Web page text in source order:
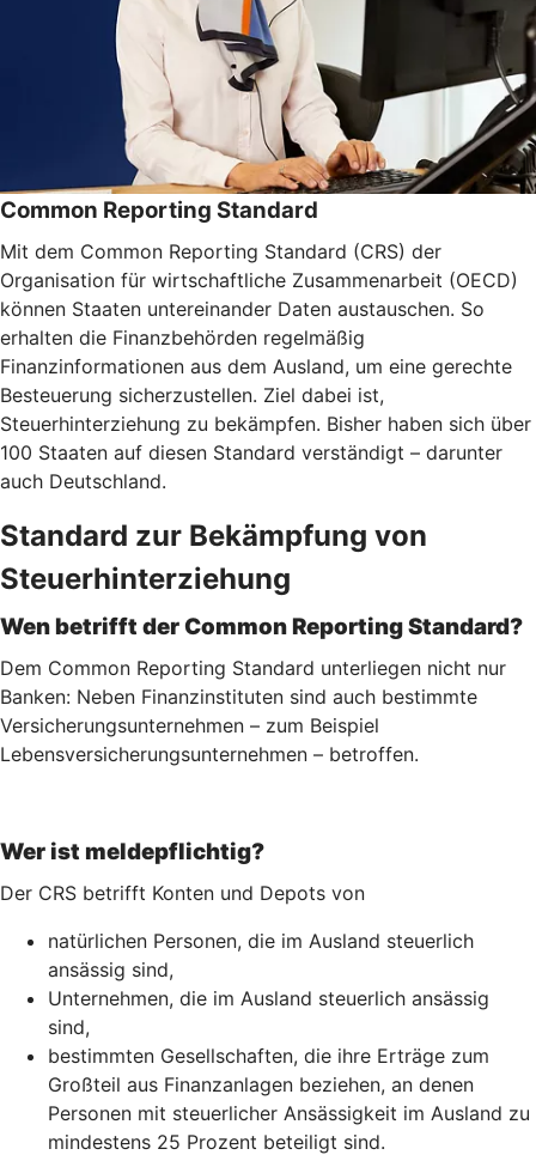
Common Reporting Standard
Mit dem Common Reporting Standard (CRS) der
Organisation für wirtschaftliche Zusammenarbeit (OECD)
können Staaten untereinander Daten austauschen. So
erhalten die Finanzbehörden regelmäßig
Finanzinformationen aus dem Ausland, um eine gerechte
Besteuerung sicherzustellen. Ziel dabei ist,
Steuerhinterziehung zu bekämpfen. Bisher haben sich über
100 Staaten auf diesen Standard verständigt – darunter
auch Deutschland.
Standard zur Bekämpfung von
Steuerhinterziehung
Wen betrifft der Common Reporting Standard?
Dem Common Reporting Standard unterliegen nicht nur
Banken: Neben Finanzinstituten sind auch bestimmte
Versicherungsunternehmen – zum Beispiel
Lebensversicherungs­unternehmen – betroffen.
Wer ist meldepflichtig?
Der CRS betrifft Konten und Depots von
natürlichen Personen, die im Ausland steuerlich
ansässig sind,
Unternehmen, die im Ausland steuerlich ansässig
sind,
bestimmten Gesellschaften, die ihre Erträge zum
Großteil aus Finanzanlagen beziehen, an denen
Personen mit steuerlicher Ansässigkeit im Ausland zu
mindestens 25 Prozent beteiligt sind.